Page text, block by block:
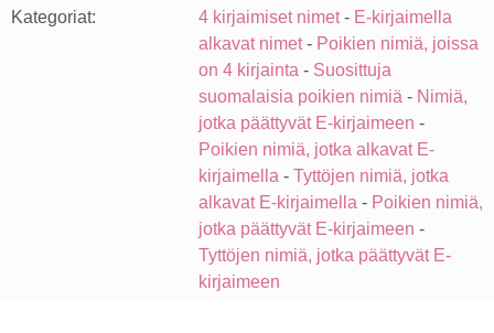
Kategoriat: 4 kirjaimiset nimet- E-kirjaimella
alkavat nimet- Poikien nimiä, joissa
on 4 kirjainta - Suosittuja
suomalaisia poikien nimiä - Nimiä,
jotka päättyvät E-kirjaimeen -
Poikien nimiä, jotka alkavat E-
kirjaimella - Tyttöjen nimiä, jotka
alkavat E-kirjaimella - Poikien nimiä,
jotka päättyvät E-kirjaimeen -
Tyttöjen nimiä, jotka päättyvät E-
kirjaimeen